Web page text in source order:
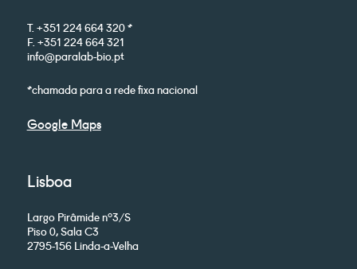
T. +351 224 664 320 *
F. +351 224 664 321
info@paralab-bio.pt
*chamada para a rede fixa nacional
Google Maps
Lisboa
Largo Pirâmide nº3/S
Piso 0, Sala C3
2795-156 Linda-a-Velha